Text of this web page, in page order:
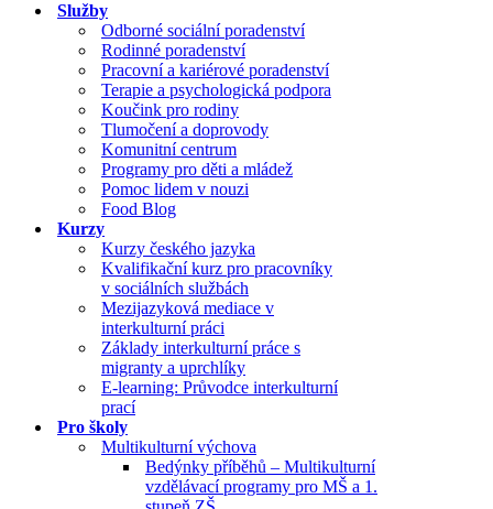
Služby
Odborné sociální poradenství
Rodinné poradenství
Pracovní a kariérové poradenství
Terapie a psychologická podpora
Koučink pro rodiny
Tlumočení a doprovody
Komunitní centrum
Programy pro děti a mládež
Pomoc lidem v nouzi
Food Blog
Kurzy
Kurzy českého jazyka
Kvalifikační kurz pro pracovníky
v sociálních službách
Mezijazyková mediace v
interkulturní práci
Základy interkulturní práce s
migranty a uprchlíky
E-learning: Průvodce interkulturní
prací
Pro školy
Multikulturní výchova
Bedýnky příběhů – Multikulturní
vzdělávací programy pro MŠ a 1.